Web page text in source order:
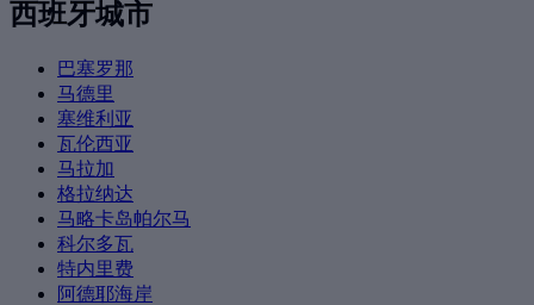
西班牙城市
巴塞罗那
马德里
塞维利亚
瓦伦西亚
马拉加
格拉纳达
马略卡岛帕尔马
科尔多瓦
特内里费
阿德耶海岸